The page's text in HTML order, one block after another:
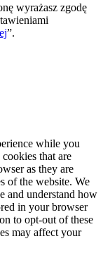
wyrażasz zgodę
”.
while you
that are
as they are
of the website. We
and understand how
in your browser
to opt-out of these
may affect your